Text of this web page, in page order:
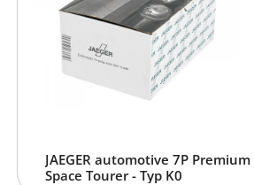
JAEGER automotive 7P
Space Tourer - Typ K0